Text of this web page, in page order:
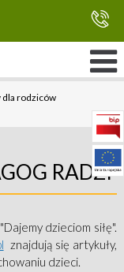
dla rodziców
RADZI
dzieciom siłę".
znajdują się artykuły,
dzieci.